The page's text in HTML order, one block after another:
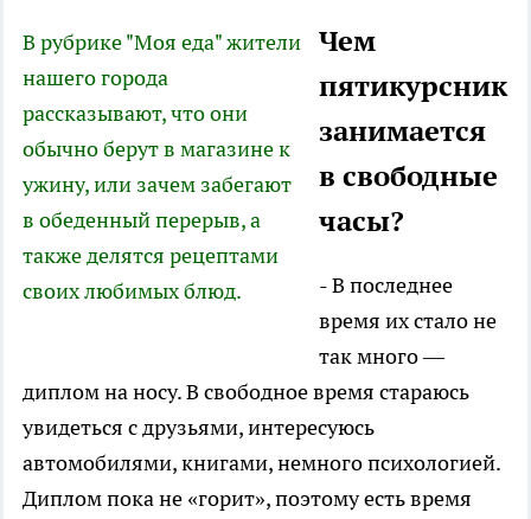
В рубрике "Моя еда" жители
нашего города
рассказывают, что они
обычно берут в магазине к
ужину, или зачем забегают
в обеденный перерыв, а
также делятся рецептами
своих любимых блюд.
Чем
пятикурсник
занимается
в свободные
часы?
- В последнее
время их стало не
так много —
диплом на носу. В свободное время стараюсь
увидеться с друзьями, интересуюсь
автомобилями, книгами, немного психологией.
Диплом пока не «горит», поэтому есть время